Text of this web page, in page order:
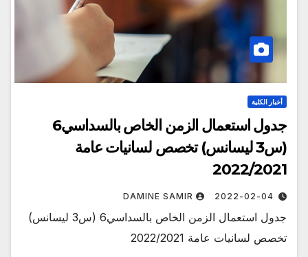
أخبار الكلية
جدول استعمال الزمن الخاص بالسداسي6
(س3 ليسانس) تخصص لسانيات عامة
2022/2021
2022-02-04
DAMINE SAMIR
جدول استعمال الزمن الخاص بالسداسي6 (س3 ليسانس)
تخصص لسانيات عامة 2022/2021